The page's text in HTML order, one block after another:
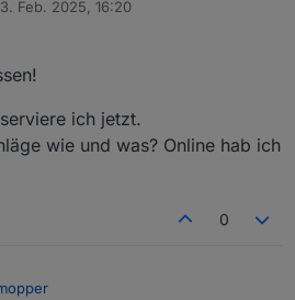
ein virtueller Tisch für die Pizza von
werden?
sagte inUsertreffen: Ffm:
3. Feb. 2025, 16:20
von
ich jetzt.
wie und was? Online hab ich
0